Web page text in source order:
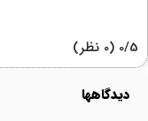
‫0/5 ‫(0 نظر)
دیدگاهها